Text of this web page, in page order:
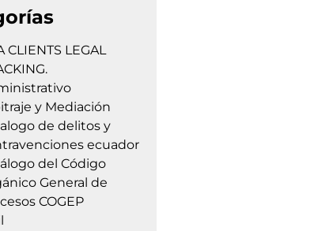
CLIENTS LEGAL
y Mediación
de delitos y
ecuador
del Código
General de
COGEP